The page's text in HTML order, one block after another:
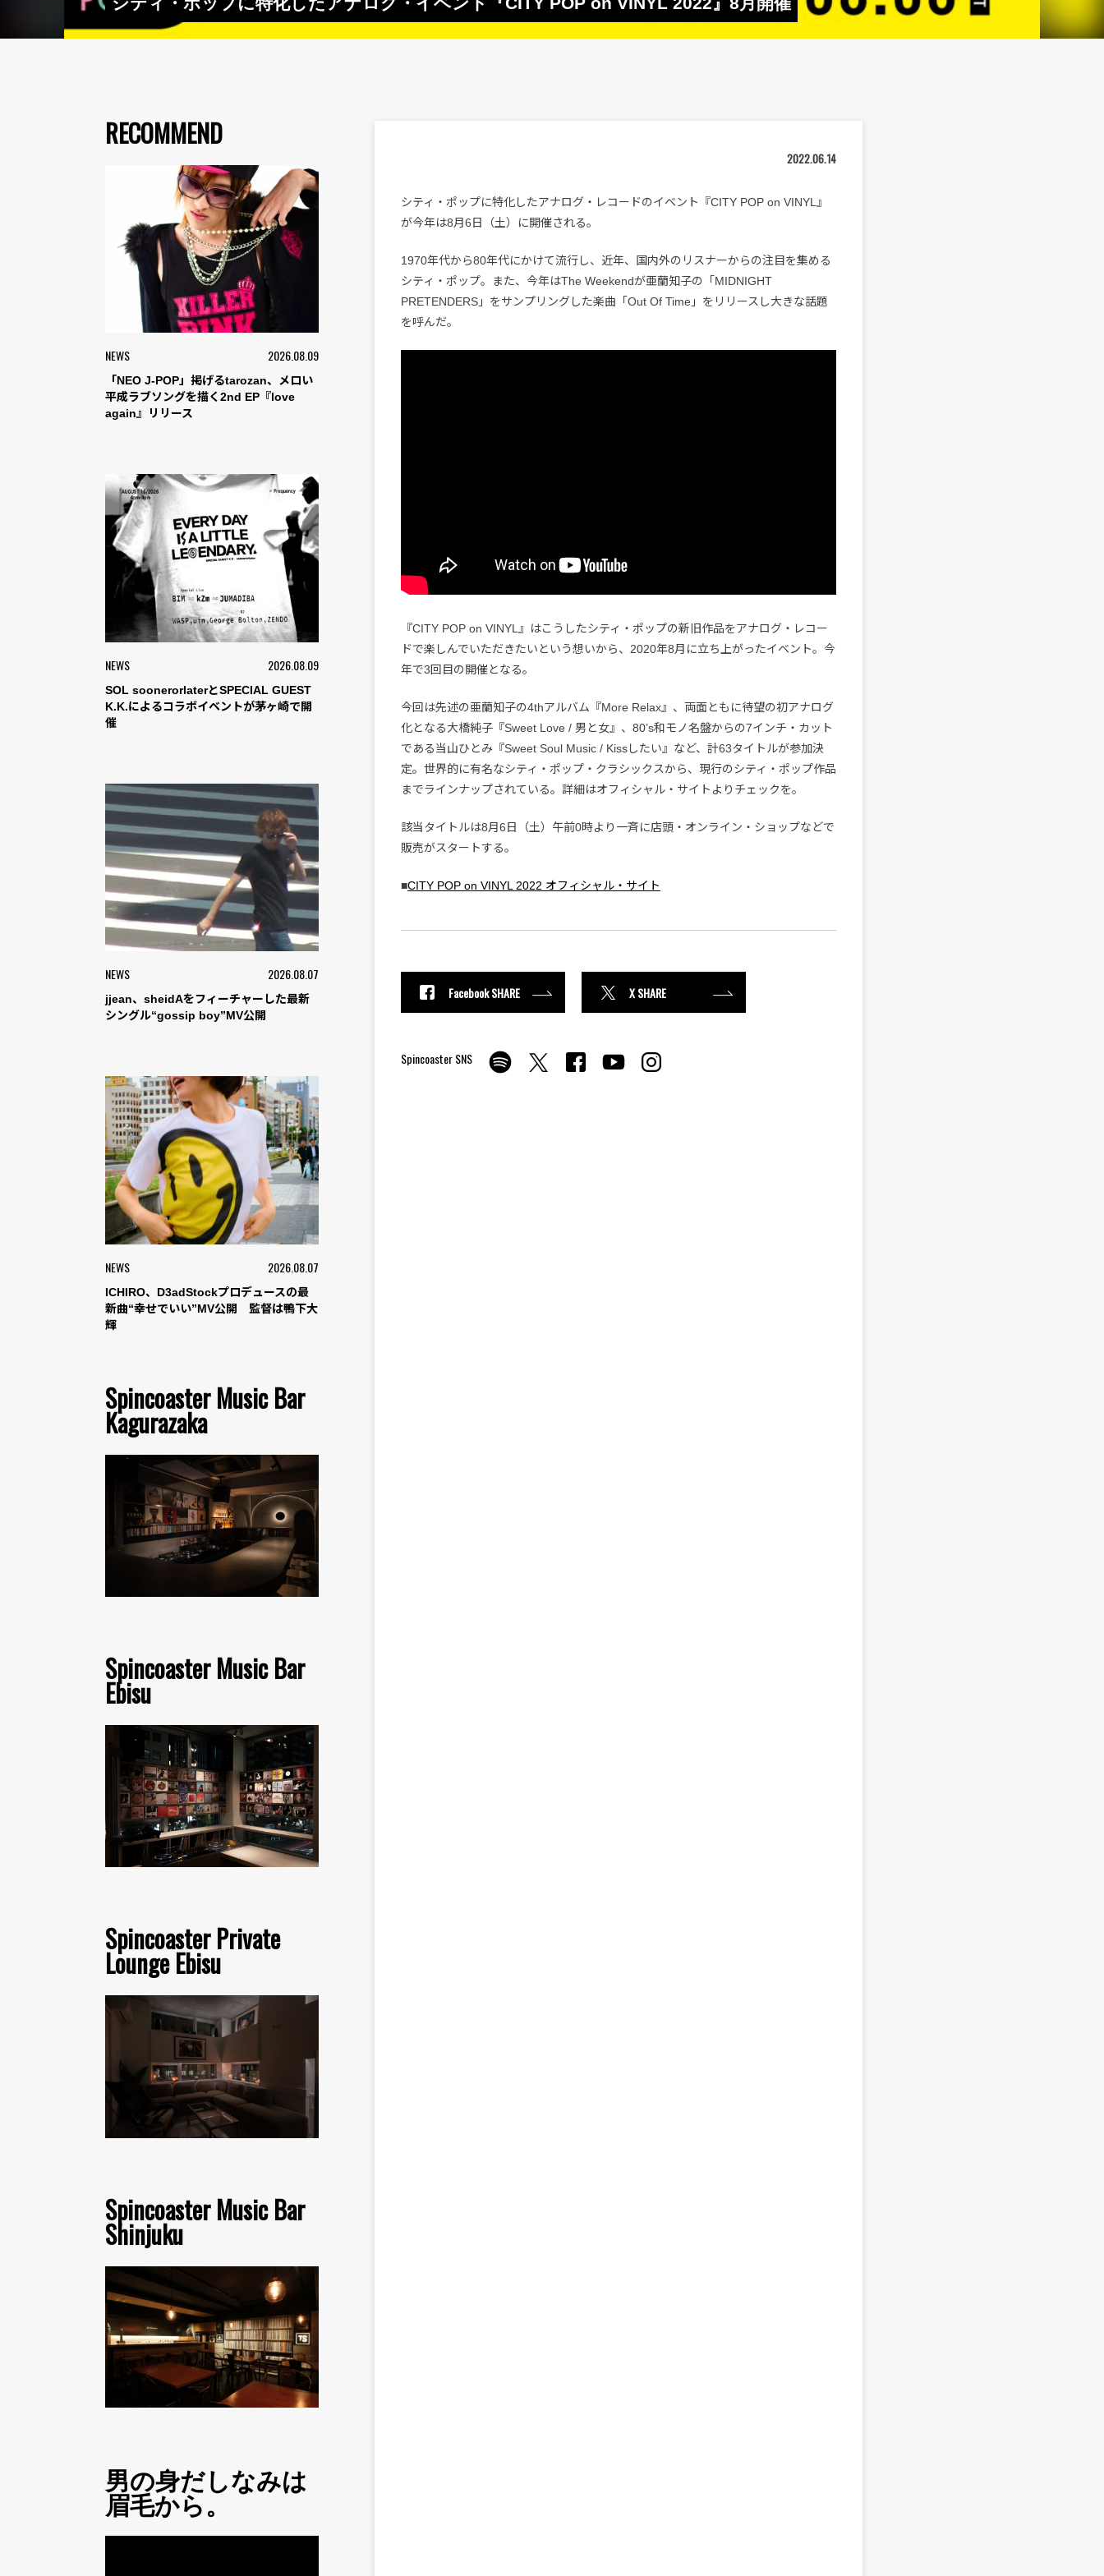
RECOMMEND
NEWS 2026.08.09
「NEO J-POP」掲げるtarozan、メロい
平成ラブソングを描く2nd EP『love
again』リリース
NEWS 2026.08.09
SOL soonerorlaterとSPECIAL GUEST
K.K.によるコラボイベントが茅ヶ崎で開
催
NEWS 2026.08.07
jjean、sheidAをフィーチャーした最新
シングル“gossip boy”MV公開
NEWS 2026.08.07
ICHIRO、D3adStockプロデュースの最
新曲“幸せでいい”MV公開 監督は鴨下大
輝
Spincoaster Music Bar
Kagurazaka
Spincoaster Music Bar
Ebisu
Spincoaster Private
Lounge Ebisu
Spincoaster Music Bar
Shinjuku
男の身だしなみは
眉毛から。
2022.06.14
シティ・ポップに特化したアナログ・レコードのイベント『CITY POP on VINYL』
が今年は8月6日（土）に開催される。
1970年代から80年代にかけて流行し、近年、国内外のリスナーからの注目を集める
シティ・ポップ。また、今年はThe Weekendが亜蘭知子の「MIDNIGHT
PRETENDERS」をサンプリングした楽曲「Out Of Time」をリリースし大きな話題
を呼んだ。
『CITY POP on VINYL』はこうしたシティ・ポップの新旧作品をアナログ・レコー
ドで楽しんでいただきたいという想いから、2020年8月に立ち上がったイベント。今
年で3回目の開催となる。
今回は先述の亜蘭知子の4thアルバム『More Relax』、両面ともに待望の初アナログ
化となる大橋純子『Sweet Love / 男と女』、80’s和モノ名盤からの7インチ・カット
である当山ひとみ『Sweet Soul Music / Kissしたい』など、計63タイトルが参加決
定。世界的に有名なシティ・ポップ・クラシックスから、現行のシティ・ポップ作品
までラインナップされている。詳細はオフィシャル・サイトよりチェックを。
該当タイトルは8月6日（土）午前0時より一斉に店頭・オンライン・ショップなどで
販売がスタートする。
■CITY POP on VINYL 2022 オフィシャル・サイト
Facebook SHARE X SHARE
Spincoaster SNS